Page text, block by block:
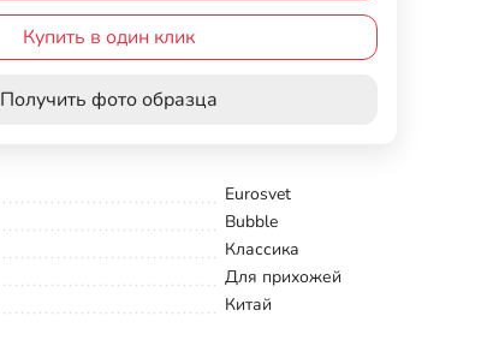
Купить в один клик
Получить фото образца
Eurosvet
Bubble
Классика
Для прихожей
Китай